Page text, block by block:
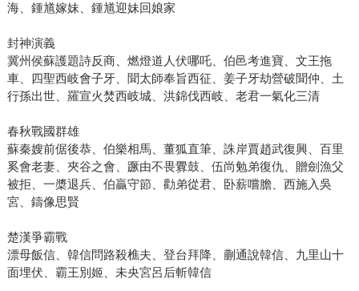
海、鍾馗嫁妹、鍾馗迎妹回娘家
封神演義
冀州侯蘇護題詩反商、燃燈道人伏哪吒、伯邑考進寶、文王拖
車、四聖西岐會子牙、聞太師奉旨西征、姜子牙劫營破聞仲、土
行孫出世、羅宣火焚西岐城、洪錦伐西岐、老君一氣化三清
春秋戰國群雄
蘇秦嫂前倨後恭、伯樂相馬、董狐直筆、誅岸賈趙武復興、百里
奚會老妻、夾谷之會、蹶由不畏釁鼓、伍尚勉弟復仇、贈劍漁父
被拒、一槳退兵、伯贏守節、勸弟從君、卧薪嚐膽、西施入吳
宮、鑄像思賢
楚漢爭霸戰
漂母飯信、韓信問路殺樵夫、登台拜降、蒯通說韓信、九里山十
面埋伏、霸王別姬、未央宮呂后斬韓信